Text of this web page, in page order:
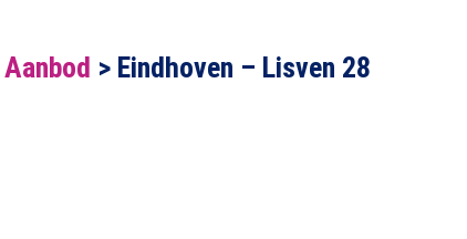
Aanbod > Eindhoven – Lisven 28